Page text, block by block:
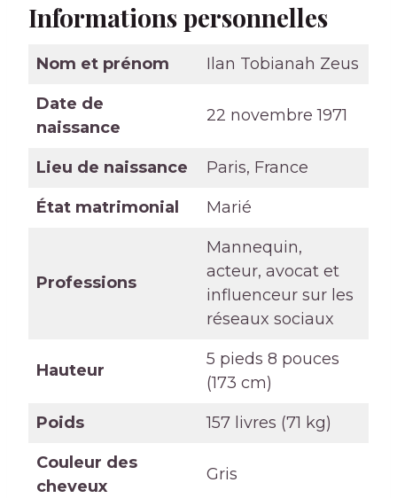
Informations personnelles
Nom et prénom Ilan Tobianah Zeus
Date de
naissance
22 novembre 1971
Lieu de naissance Paris, France
État matrimonial Marié
Professions
Mannequin,
acteur, avocat et
influenceur sur les
réseaux sociaux
Hauteur
5 pieds 8 pouces
(173 cm)
Poids 157 livres (71 kg)
Couleur des
cheveux
Gris